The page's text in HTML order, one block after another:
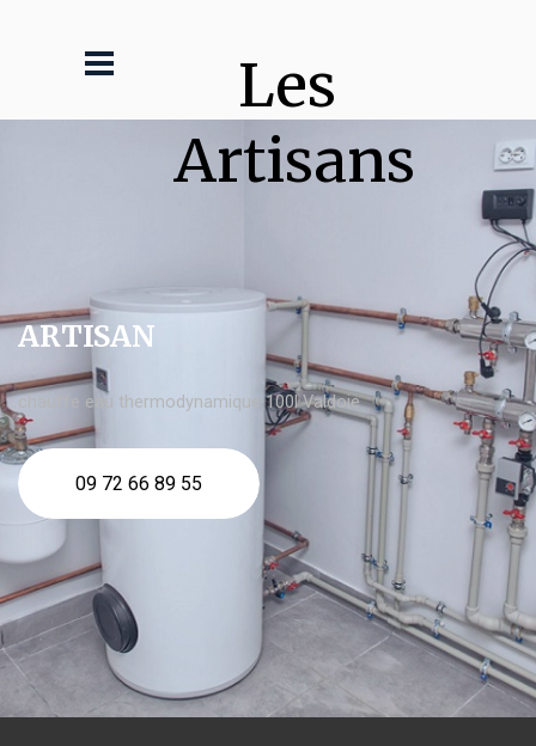
Les
Artisans
ARTISAN
chauffe eau thermodynamique 100l Valdoie
09 72 66 89 55